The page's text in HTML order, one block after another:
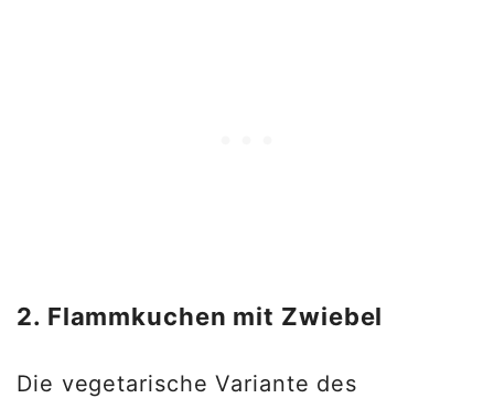
2. Flammkuchen mit Zwiebel
Die vegetarische Variante des